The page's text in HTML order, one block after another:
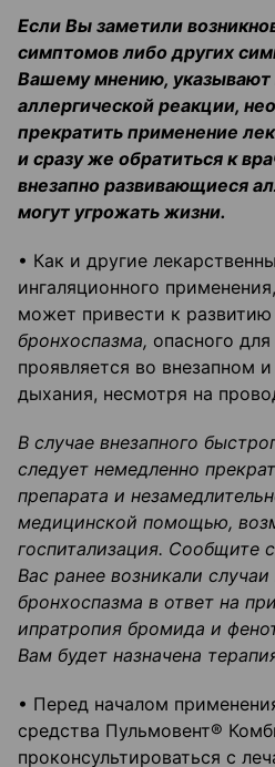
Если Вы заметили
симптомов либо других
Вашему мнению, указывают
аллергической реакции,
прекратить применение
и сразу же обратиться к
внезапно развивающиеся
могут угрожать жизни.
• Как и другие
ингаляционного
может привести к развитию
бронхоспазма, опасного
проявляется во внезапном
дыхания, несмотря на
В случае внезапного
следует немедленно
препарата и
медицинской помощью,
госпитализация. Сообщите
Вас ранее возникали
бронхоспазма в ответ на
ипратропия бромида и
Вам будет назначена
• Перед началом
средства Пульмовент®
проконсультироваться с